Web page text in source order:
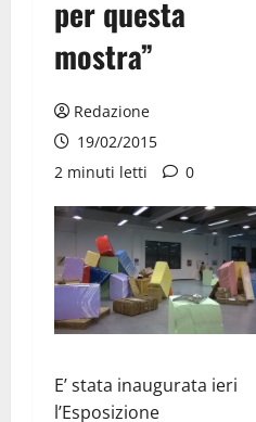
per questa
mostra”
Redazione
19/02/2015
2 minuti letti
0
E’ stata inaugurata ieri
l’Esposizione